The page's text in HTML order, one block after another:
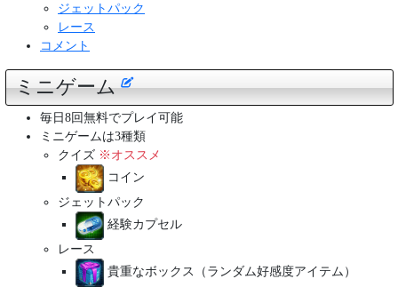
ジェットパック
レース
コメント
ミニゲーム
毎日8回無料でプレイ可能
ミニゲームは3種類
クイズ ※オススメ
コイン
ジェットパック
経験カプセル
レース
貴重なボックス（ランダム好感度アイテム）